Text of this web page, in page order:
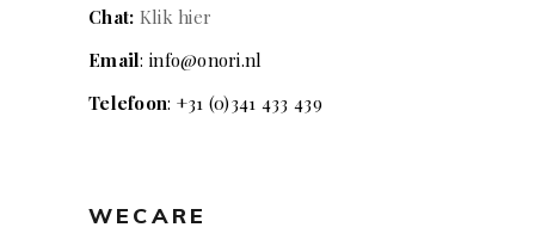
Chat: Klik hier
Email: info@onori.nl
Telefoon: +31 (0)341 433 439
WECARE